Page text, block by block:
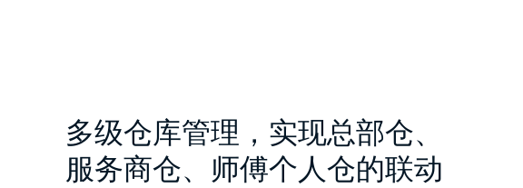
多级仓库管理，实现总部仓、
服务商仓、师傅个人仓的联动